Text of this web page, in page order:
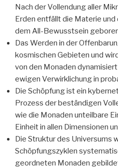
Nach der Vollendung aller
Erden entfällt die Materie
dem All-Bewusstsein
Das Werden in der
kosmischen Gebieten und
von den Monaden
ewigen Verwirklichung in
Die Schöpfung ist ein
Prozess der beständigen
wie die Monaden unteilbare
Einheit in allen Dimensionen
Die Struktur des Universums
Schöpfungszyklen
geordneten Monaden